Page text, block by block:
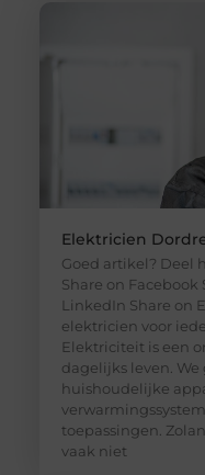
Elektricien
Goed artikel? Deel
Share on Facebook
LinkedIn Share on
elektricien voor
Elektriciteit is een
dagelijks leven.
huishoudelijke
toepassingen.
vaak niet